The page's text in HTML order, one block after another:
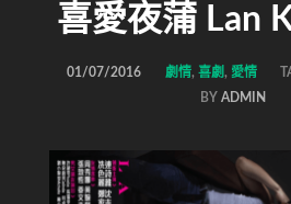
喜愛夜蒲 Lan
01/07/2016 劇情, 喜劇, 愛情
BYADMIN